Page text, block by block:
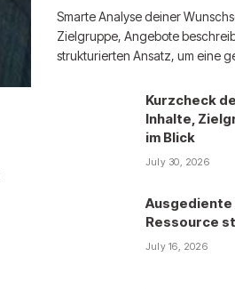
Smarte Analyse deiner
Zielgruppe, Angebote
strukturierten Ansatz, um eine
Kurzcheck
Inhalte,
im Blick
July 30, 2026
Ressource
July 16, 2026